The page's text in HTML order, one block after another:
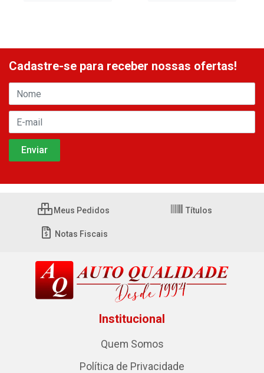
Cadastre-se para receber nossas ofertas!
Meus Pedidos Títulos
Notas Fiscais
Institucional
Quem Somos
Política de Privacidade